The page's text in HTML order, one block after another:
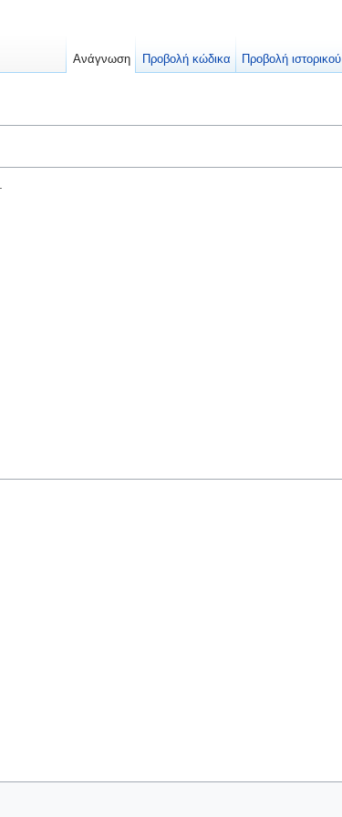
Ανάγνωση Προβολή κώδικα Προβολή ιστορικού